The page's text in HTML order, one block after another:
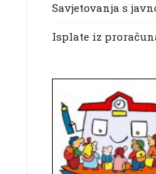
Savjetovanja s
Isplate iz